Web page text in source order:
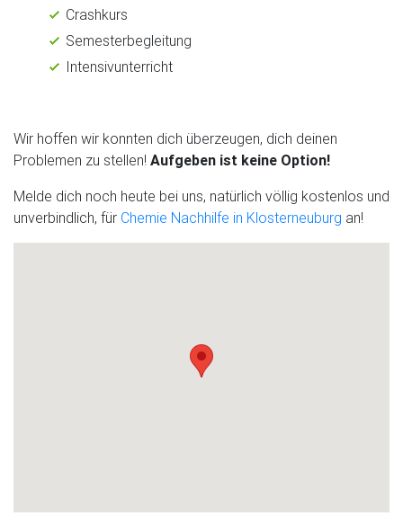
Crashkurs
Semesterbegleitung
Intensivunterricht
Wir hoffen wir konnten dich überzeugen, dich deinen
Problemen zu stellen! Aufgeben ist keine Option!
Melde dich noch heute bei uns, natürlich völlig kostenlos und
unverbindlich, für Chemie Nachhilfe in Klosterneuburg an!